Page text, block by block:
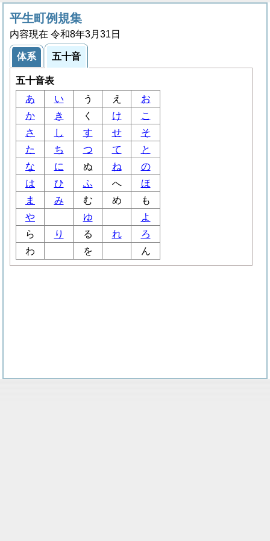
平生町例規集
内容現在 令和8年3月31日
体系 五十音
五十音表
あ
い う え
お
か
き く け
こ
さ
し す せ
そ
た
ち つ て
と
な
に ぬ ね
の
は
ひ ふ へ
ほ
ま
み む め
も
や
ゆ
よ
ら
り る れ
ろ
わ
を ん